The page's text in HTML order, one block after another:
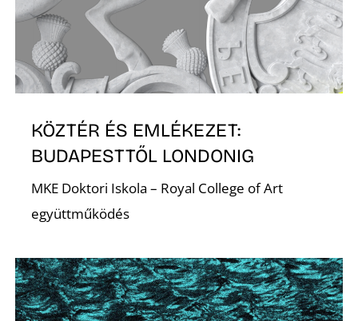
KÖZTÉR ÉS EMLÉKEZET:
BUDAPESTTŐL LONDONIG
MKE Doktori Iskola – Royal College of Art
együttműködés